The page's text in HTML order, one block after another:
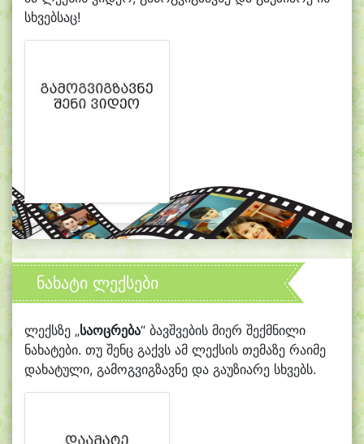
სხვებსაც!
ნახატი ლექსები
ლექსზე „საოცრება“ ბავშვების მიერ შექმნილი
ნახატები. თუ შენც გაქვს ამ ლექსის თემაზე რაიმე
დახატული, გამოგვიგზავნე და გაუზიარე სხვებს.